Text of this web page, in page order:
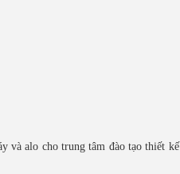
và alo cho trung tâm đào tạo thiết kế